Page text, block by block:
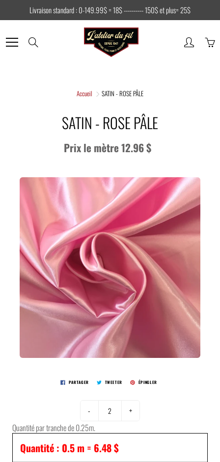
Livraison standard : 0-149.99$ = 18$ ---------- 150$ et plus= 25$
Accueil SATIN - ROSE PÂLE
SATIN - ROSE PÂLE
Prix le mètre 12.96 $
PARTAGER TWEETER ÉPINGLER
-
+
Quantité par tranche de 0.25m.
Quantité : 0.5 m = 6.48 $